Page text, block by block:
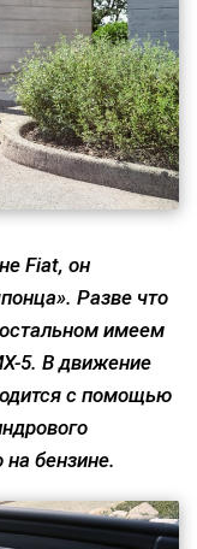
Fiat, он
Разве что
имеем
5. В движение
с помощью
бензине.